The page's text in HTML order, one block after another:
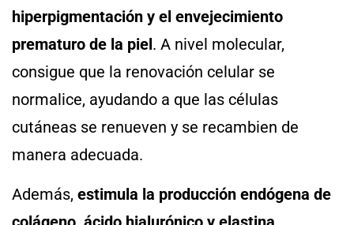
hiperpigmentación y el envejecimiento
prematuro de la piel. A nivel molecular,
consigue que la renovación celular se
normalice, ayudando a que las células
cutáneas se renueven y se recambien de
manera adecuada.
Además, estimula la producción endógena de